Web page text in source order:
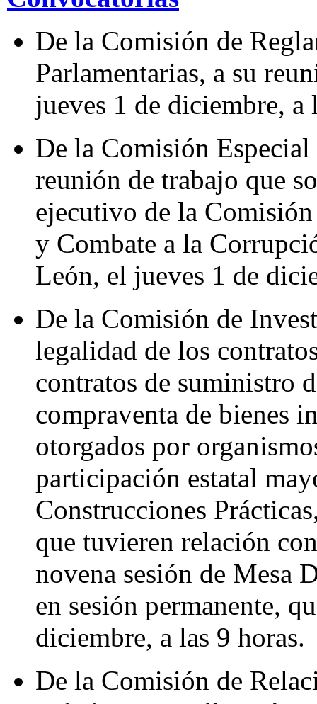
De la Comisión de
Parlamentarias, a su
jueves 1 de diciembre, a
De la Comisión
reunión de trabajo que
ejecutivo de la
y Combate a la
León, el jueves 1 de
De la Comisión de
legalidad de los
contratos de suministro
compraventa de bienes
otorgados por
participación estatal
Construcciones
que tuvieren relación
novena sesión de Mesa
en sesión permanente,
diciembre, a las 9 horas.
De la Comisión de